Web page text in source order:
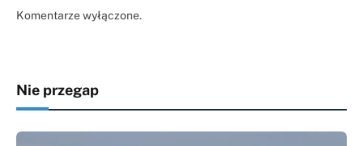
Komentarze wyłączone.
Nie przegap